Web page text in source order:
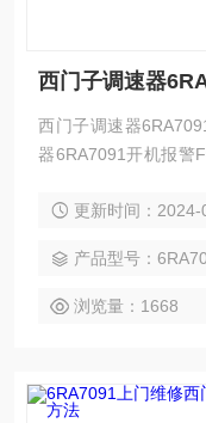
西门子调速器
西门子调速器
器6RA7091开机报警
西门子调速器
030维修，西门子调
调速器
更新时间：2024-
产品型号：
浏览量：1668